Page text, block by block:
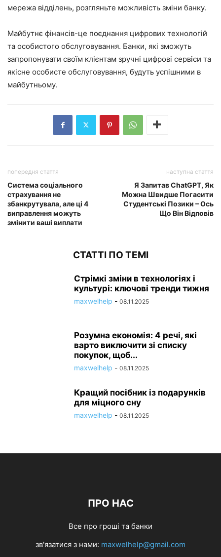
мережа відділень, розгляньте можливість зміни банку.
Майбутнє фінансів-це поєднання цифрових технологій
та особистого обслуговування. Банки, які зможуть
запропонувати своїм клієнтам зручні цифрові сервіси та
якісне особисте обслуговування, будуть успішними в
майбутньому.
попередня стаття
Система соціального
страхування не
збанкрутувала, але ці 4
виправлення можуть
змінити ваші виплати
наступна стаття
Я Запитав ChatGPT, Як
Можна Швидше Погасити
Студентські Позики – Ось
Що Він Відповів
СТАТТІ ПО ТЕМІ
Стрімкі зміни в технологіях і
культурі: ключові тренди тижня
maxwelhelp - 08.11.2025
Розумна економія: 4 речі, які
варто виключити зі списку
покупок, щоб...
maxwelhelp - 08.11.2025
Кращий посібник із подарунків
для міцного сну
maxwelhelp - 08.11.2025
ПРО НАС
Все про гроші та банки
зв'язатися з нами: maxwelhelp@gmail.com